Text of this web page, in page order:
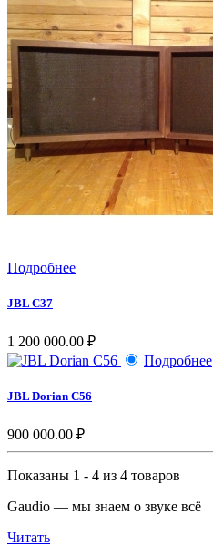
Подробнее
JBL C37
1 200 000.00 ₽
Подробнее
JBL Dorian C56
900 000.00 ₽
Показаны 1 - 4 из 4 товаров
Gaudio — мы знаем о звуке всё
Читать